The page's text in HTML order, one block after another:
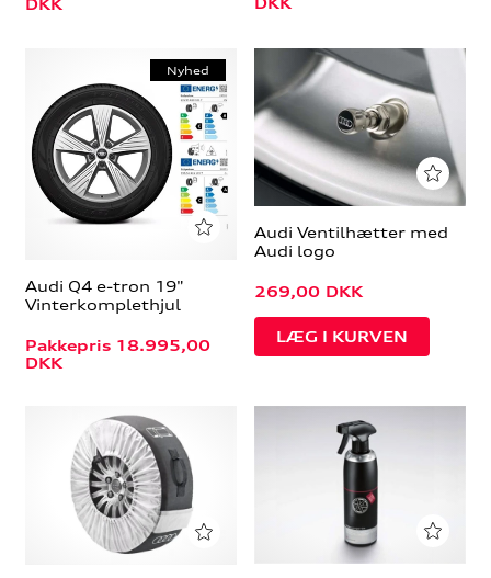
DKK
Nyhed
Audi Q4 e-tron 19"
Vinterkomplethjul
Pakkepris 18.995,00
DKK
Audi Ventilhætter med
Audi logo
269,00 DKK